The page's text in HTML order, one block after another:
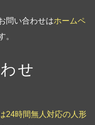
問い合わせはホームペ
。
せ
24時間無人対応の人形